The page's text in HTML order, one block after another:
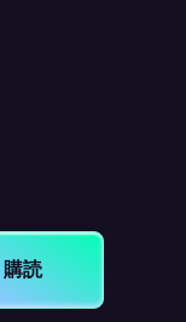
購読